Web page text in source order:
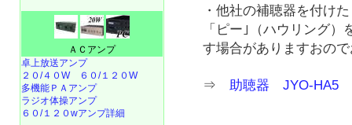
・他社の補聴器を付け
「ピー｣（ハウリング
す場合がありますおの
⇒助聴器 JYO-HA5
ＡＣアンプ
卓上放送アンプ
２０/４０W
６０/１２０W
多機能ＰＡアンプ
ラジオ体操アンプ
６０/１２０wアンプ詳細